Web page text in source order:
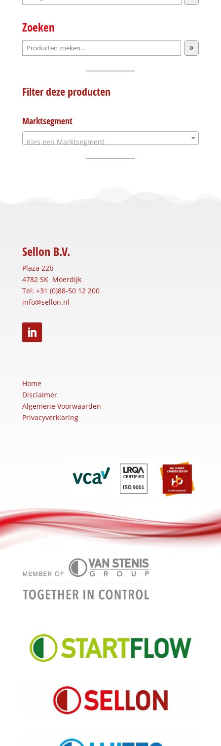
selecteren
Zoeken
Filter deze producten
Marktsegment
Kies een Marktsegment
Sellon B.V.
Plaza 22b
4782 SK Moerdijk
Tel: +31 (0)88-50 12 200
info@sellon.nl
Home
Disclaimer
Algemene Voorwaarden
Privacyverklaring